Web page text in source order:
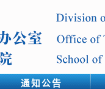
通知公告